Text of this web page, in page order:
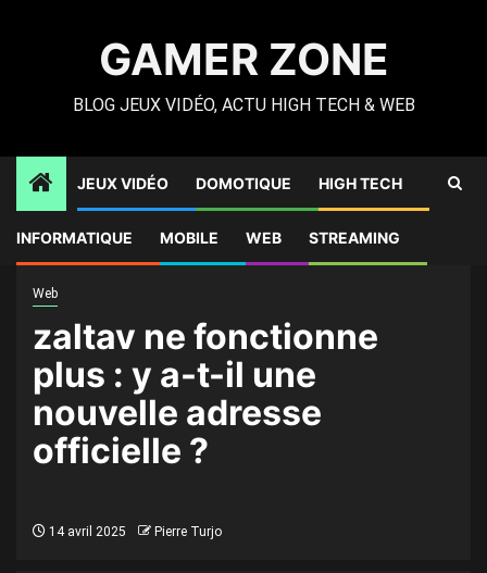
GAMER ZONE
BLOG JEUX VIDÉO, ACTU HIGH TECH & WEB
JEUX VIDÉO DOMOTIQUE HIGH TECH
INFORMATIQUE MOBILE WEB STREAMING
il une nouvelle adresse officielle ?
Web
zaltav ne fonctionne
plus : y a-t-il une
nouvelle adresse
officielle ?
14 avril 2025 Pierre Turjo